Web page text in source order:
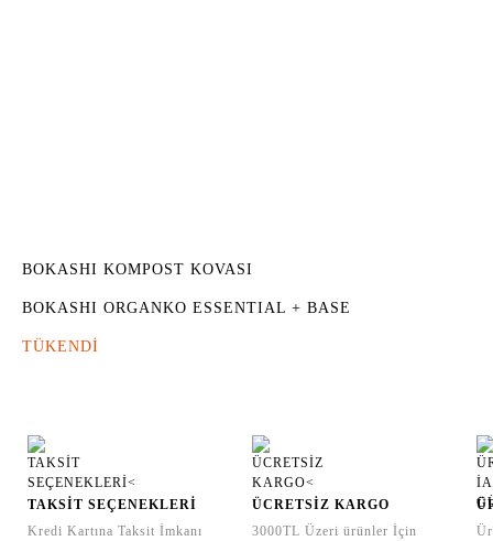
BOKASHI KOMPOST KOVASI
BOKASHI ORGANKO ESSENTIAL + BASE
TÜKENDİ
TAKSİT SEÇENEKLERİ
Kredi Kartına Taksit İmkanı
ÜCRETSİZ KARGO
3000TL Üzeri ürünler İçin